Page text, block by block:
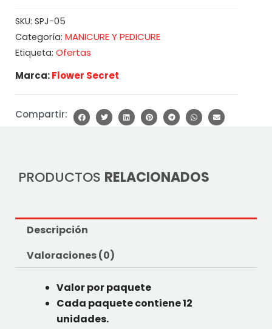
SKU: SPJ-05
Categoría: MANICURE Y PEDICURE
Etiqueta: Ofertas
Marca:Flower Secret
Compartir:
PRODUCTOS RELACIONADOS
Descripción
Valoraciones (0)
Valor por paquete
Cada paquete contiene 12
unidades.